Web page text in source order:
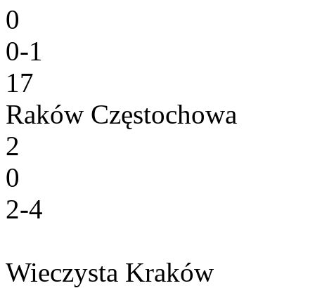
0
0-1
17
Raków Częstochowa
2
0
2-4
Wieczysta Kraków